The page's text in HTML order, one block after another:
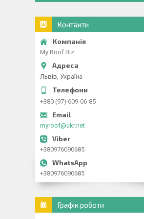
Контакти
My Roof Biz
Львів, Україна
+380 (97) 609-06-85
myroof@ukr.net
+380976090685
+380976090685
Графік роботи